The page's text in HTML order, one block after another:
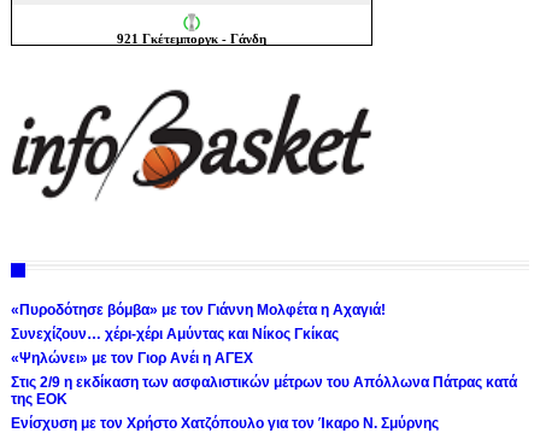
«Πυροδότησε βόμβα» με τον Γιάννη Μολφέτα η Αχαγιά!
Συνεχίζουν… χέρι-χέρι Αμύντας και Νίκος Γκίκας
«Ψηλώνει» με τον Γιορ Ανέι η ΑΓΕΧ
Στις 2/9 η εκδίκαση των ασφαλιστικών μέτρων του Απόλλωνα Πάτρας κατά
της ΕΟΚ
Ενίσχυση με τον Χρήστο Χατζόπουλο για τον Ίκαρο Ν. Σμύρνης